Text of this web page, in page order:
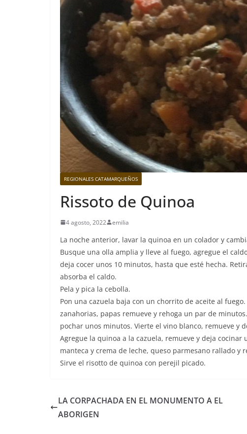
REGIONALES CATAMARQUEÑOS
Rissoto de Quinoa
4 agosto, 2022 emilia
La noche anterior, lavar la quinoa en un colador y
Busque una olla amplia y lleve al fuego, agregue el
deja cocer unos 10 minutos, hasta que esté hecha.
absorba el caldo.
Pela y pica la cebolla.
Pon una cazuela baja con un chorrito de aceite al
zanahorias, papas remueve y rehoga un par de
pochar unos minutos. Vierte el vino blanco, remueve y
Agregue la quinoa a la cazuela, remueve y deja
manteca y crema de leche, queso parmesano rallado
Sirve el risotto de quinoa con perejil picado.
LA CORPACHADA EN EL MONUMENTO A EL
ABORIGEN